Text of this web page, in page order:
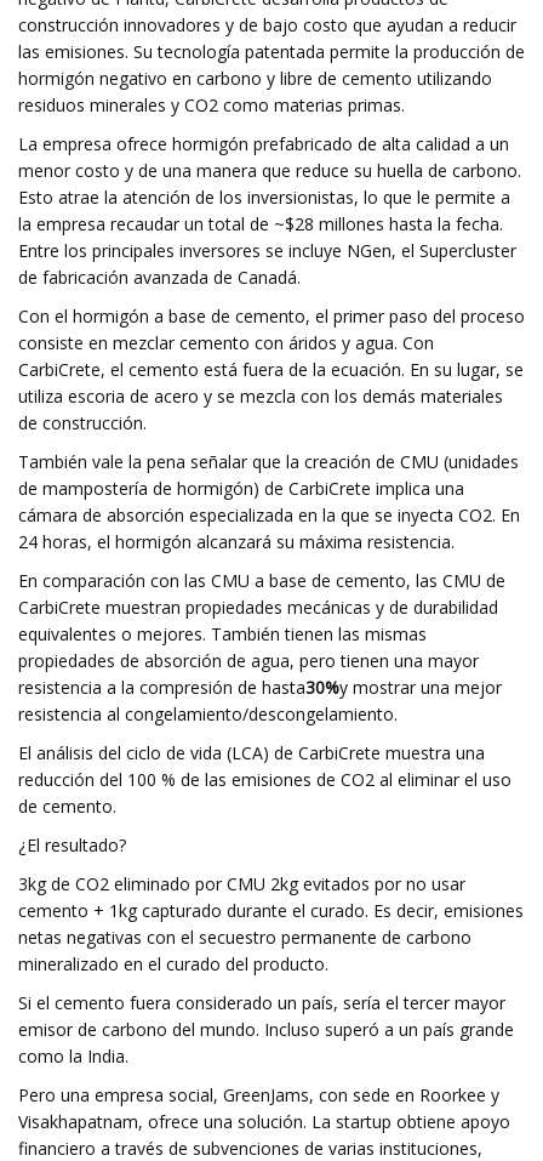
construcción innovadores y de bajo costo que ayudan a reducir
las emisiones. Su tecnología patentada permite la producción de
hormigón negativo en carbono y libre de cemento utilizando
residuos minerales y CO2 como materias primas.
La empresa ofrece hormigón prefabricado de alta calidad a un
menor costo y de una manera que reduce su huella de carbono.
Esto atrae la atención de los inversionistas, lo que le permite a
la empresa recaudar un total de ~$28 millones hasta la fecha.
Entre los principales inversores se incluye NGen, el Supercluster
de fabricación avanzada de Canadá.
Con el hormigón a base de cemento, el primer paso del proceso
consiste en mezclar cemento con áridos y agua. Con
CarbiCrete, el cemento está fuera de la ecuación. En su lugar, se
utiliza escoria de acero y se mezcla con los demás materiales
de construcción.
También vale la pena señalar que la creación de CMU (unidades
de mampostería de hormigón) de CarbiCrete implica una
cámara de absorción especializada en la que se inyecta CO2. En
24 horas, el hormigón alcanzará su máxima resistencia.
En comparación con las CMU a base de cemento, las CMU de
CarbiCrete muestran propiedades mecánicas y de durabilidad
equivalentes o mejores. También tienen las mismas
propiedades de absorción de agua, pero tienen una mayor
resistencia a la compresión de hasta30%y mostrar una mejor
resistencia al congelamiento/descongelamiento.
El análisis del ciclo de vida (LCA) de CarbiCrete muestra una
reducción del 100 % de las emisiones de CO2 al eliminar el uso
de cemento.
¿El resultado?
3kg de CO2 eliminado por CMU 2kg evitados por no usar
cemento + 1kg capturado durante el curado. Es decir, emisiones
netas negativas con el secuestro permanente de carbono
mineralizado en el curado del producto.
Si el cemento fuera considerado un país, sería el tercer mayor
emisor de carbono del mundo. Incluso superó a un país grande
como la India.
Pero una empresa social, GreenJams, con sede en Roorkee y
Visakhapatnam, ofrece una solución. La startup obtiene apoyo
financiero a través de subvenciones de varias instituciones,